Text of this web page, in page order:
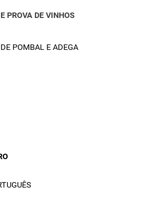
PROVA DE VINHOS
POMBAL E ADEGA